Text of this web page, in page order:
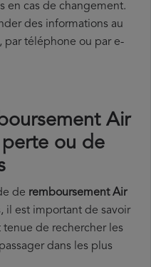
en cas de changement.
des informations au
par téléphone ou par e-
Air
perte ou de
de remboursement Air
il est important de savoir
de rechercher les
dans les plus